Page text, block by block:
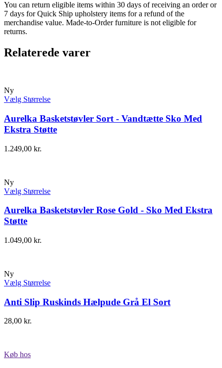
You can return eligible items within 30 days of receiving an order or
7 days for Quick Ship upholstery items for a refund of the
merchandise value. Made-to-Order furniture is not eligible for
returns.
Relaterede varer
Ny
Vælg Størrelse
Aurelka Basketstøvler Sort - Vandtætte Sko Med
Ekstra Støtte
1.249,00 kr.
Ny
Vælg Størrelse
Aurelka Basketstøvler Rose Gold - Sko Med Ekstra
Støtte
1.049,00 kr.
Ny
Vælg Størrelse
Anti Slip Ruskinds Hælpude Grå El Sort
28,00 kr.
Køb hos